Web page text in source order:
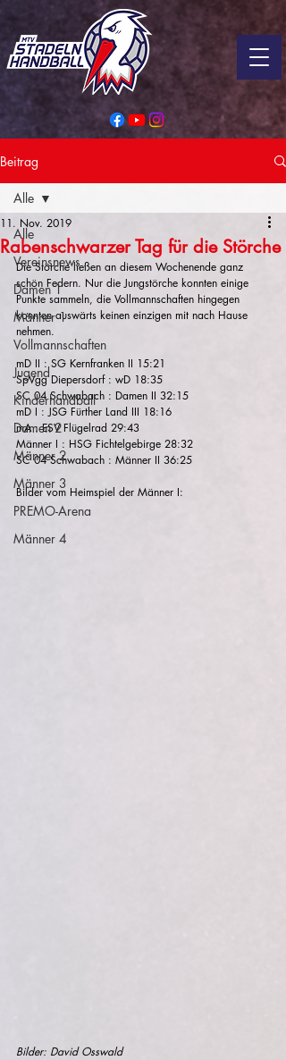
Beitrag
Alle
Vereinsnews
Damen 1
Männer 1
Vollmannschaften
Jugend
Kinderhandball
Damen 2
Männer 2
Männer 3
PREMO-Arena
Männer 4
Alle
Rabenschwarzer Tag für die Störche
11. Nov. 2019
Die Störche ließen an diesem Wochenende ganz
schön Federn. Nur die Jungstörche konnten einige
Punkte sammeln, die Vollmannschaften hingegen
konnten auswärts keinen einzigen mit nach Hause
nehmen.
mD II : SG Kernfranken II 15:21
SpVgg Diepersdorf : wD 18:35
SC 04 Schwabach : Damen II 32:15
mD I : JSG Fürther Land III 18:16
mA : ESV Flügelrad 29:43
Männer I : HSG Fichtelgebirge 28:32
SC 04 Schwabach : Männer II 36:25
Bilder vom Heimspiel der Männer I:
Bilder: David Osswald